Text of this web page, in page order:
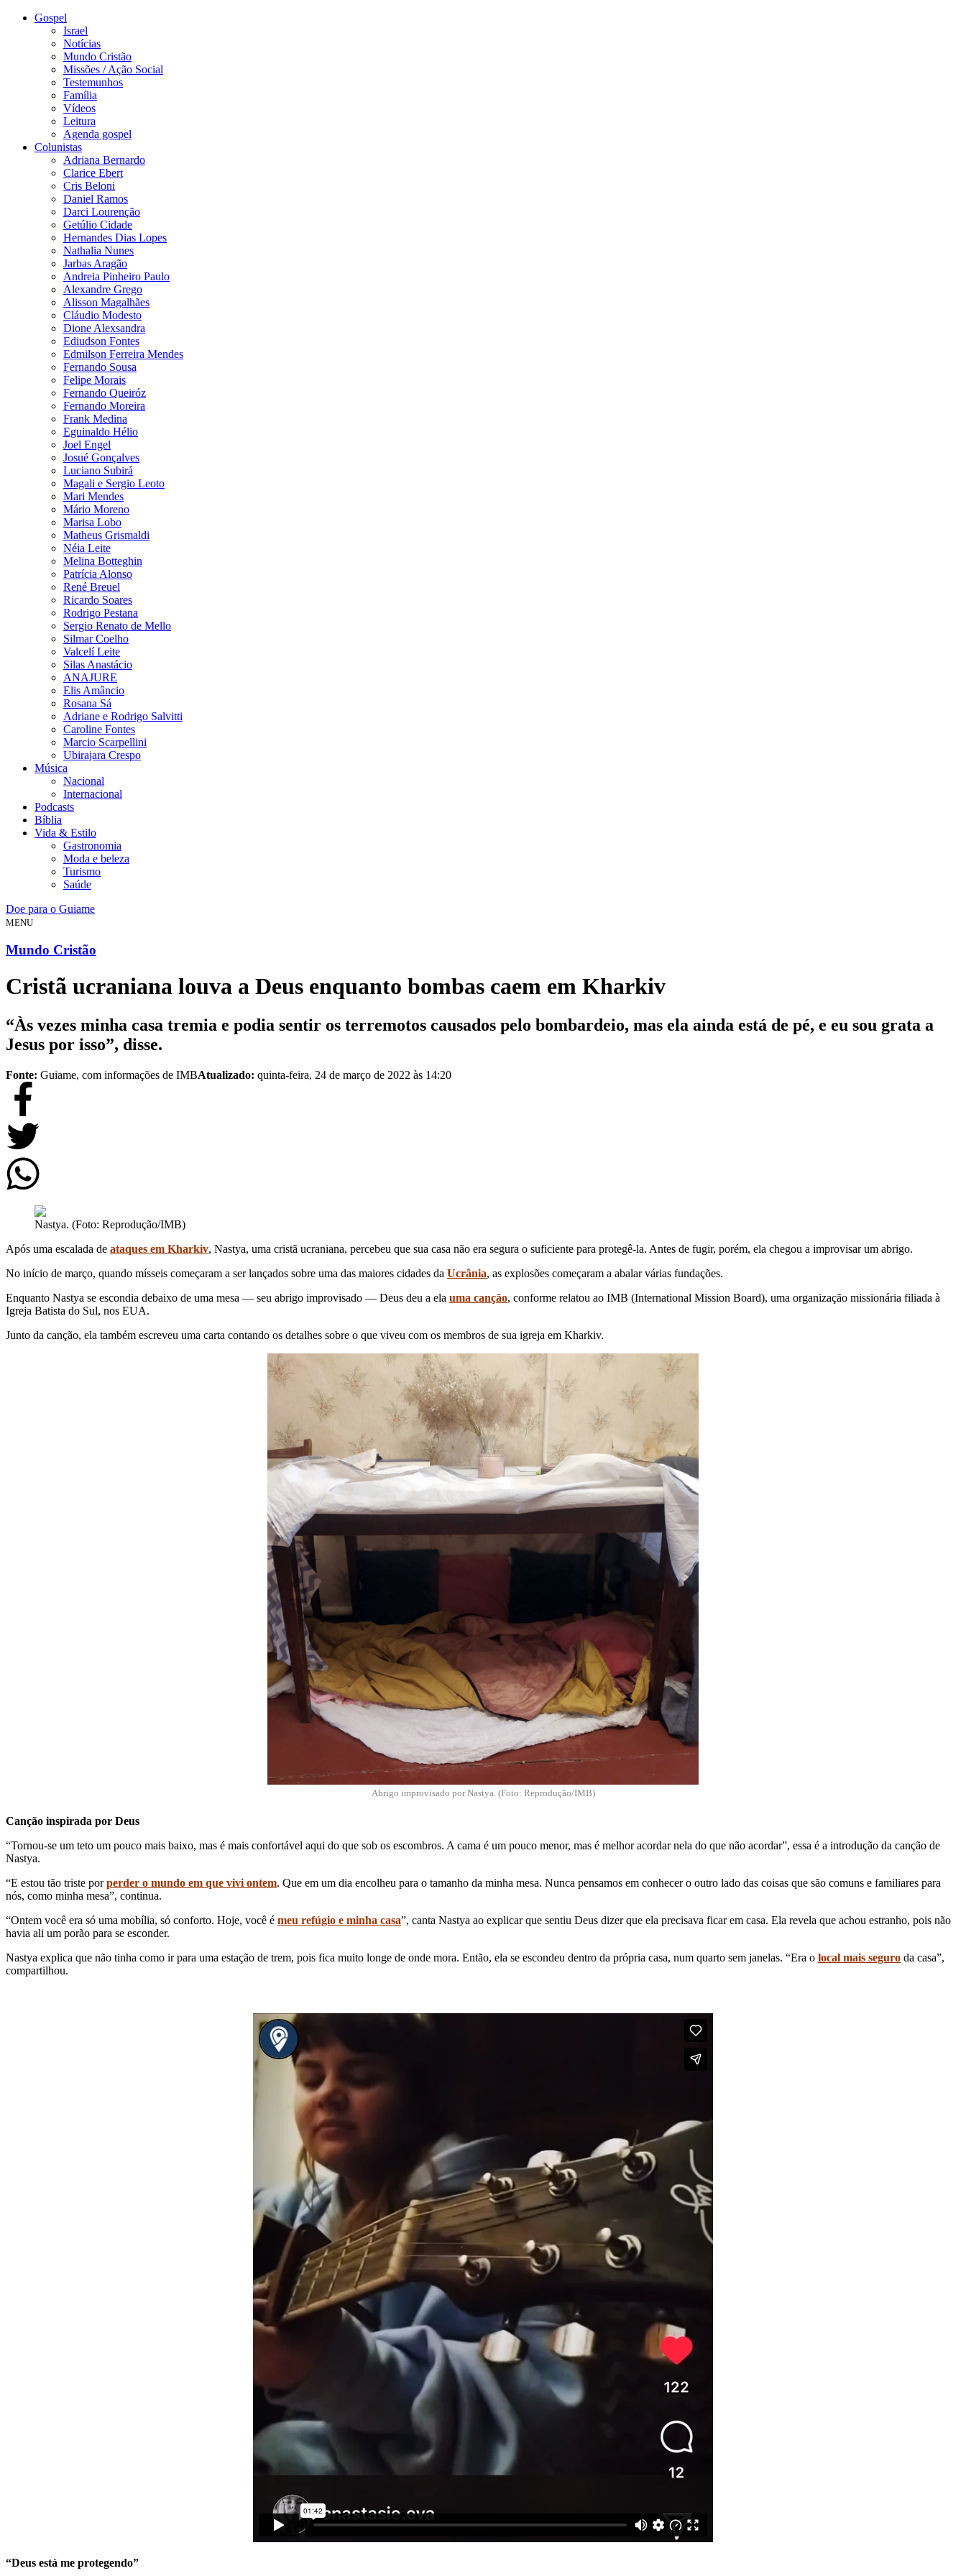
Gospel
Israel
Notícias
Mundo Cristão
Missões / Ação Social
Testemunhos
Família
Vídeos
Leitura
Agenda gospel
Colunistas
Adriana Bernardo
Clarice Ebert
Cris Beloni
Daniel Ramos
Darci Lourenção
Getúlio Cidade
Hernandes Dias Lopes
Nathalia Nunes
Jarbas Aragão
Andreia Pinheiro Paulo
Alexandre Grego
Alisson Magalhães
Cláudio Modesto
Dione Alexsandra
Ediudson Fontes
Edmilson Ferreira Mendes
Fernando Sousa
Felipe Morais
Fernando Queiróz
Fernando Moreira
Frank Medina
Eguinaldo Hélio
Joel Engel
Josué Gonçalves
Luciano Subirá
Magali e Sergio Leoto
Mari Mendes
Mário Moreno
Marisa Lobo
Matheus Grismaldi
Néia Leite
Melina Botteghin
Patrícia Alonso
René Breuel
Ricardo Soares
Rodrigo Pestana
Sergio Renato de Mello
Silmar Coelho
Valcelí Leite
Silas Anastácio
ANAJURE
Elis Amâncio
Rosana Sá
Adriane e Rodrigo Salvitti
Caroline Fontes
Marcio Scarpellini
Ubirajara Crespo
Música
Nacional
Internacional
Podcasts
Bíblia
Vida & Estilo
Gastronomia
Moda e beleza
Turismo
Saúde
Doe para o Guiame
MENU
Mundo Cristão
Cristã ucraniana louva a Deus enquanto bombas caem em Kharkiv
“Às vezes minha casa tremia e podia sentir os terremotos causados ​​pelo bombardeio, mas ela ainda está de pé, e eu sou grata a
Jesus por isso”, disse.
Fonte: Guiame, com informações de IMBAtualizado: quinta-feira, 24 de março de 2022 às 14:20
Nastya. (Foto: Reprodução/IMB)
Após uma escalada de ataques em Kharkiv, Nastya, uma cristã ucraniana, percebeu que sua casa não era segura o suficiente para protegê-la. Antes de fugir, porém, ela chegou a improvisar um abrigo.
No início de março, quando mísseis começaram a ser lançados sobre uma das maiores cidades da Ucrânia, as explosões começaram a abalar várias fundações.
Enquanto Nastya se escondia debaixo de uma mesa — seu abrigo improvisado — Deus deu a ela uma canção, conforme relatou ao IMB (International Mission Board), uma organização missionária filiada à
Igreja Batista do Sul, nos EUA.
Junto da canção, ela também escreveu uma carta contando os detalhes sobre o que viveu com os membros de sua igreja em Kharkiv.
Abrigo improvisado por Nastya. (Foto: Reprodução/IMB)
Canção inspirada por Deus
“Tornou-se um teto um pouco mais baixo, mas é mais confortável aqui do que sob os escombros. A cama é um pouco menor, mas é melhor acordar nela do que não acordar”, essa é a introdução da canção de
Nastya.
“E estou tão triste porperder o mundo em que vivi ontem. Que em um dia encolheu para o tamanho da minha mesa. Nunca pensamos em conhecer o outro lado das coisas que são comuns e familiares para
nós, como minha mesa”, continua.
“Ontem você era só uma mobília, só conforto. Hoje, você é meu refúgio e minha casa”, canta Nastya ao explicar que sentiu Deus dizer que ela precisava ficar em casa. Ela revela que achou estranho, pois não
havia ali um porão para se esconder.
Nastya explica que não tinha como ir para uma estação de trem, pois fica muito longe de onde mora. Então, ela se escondeu dentro da própria casa, num quarto sem janelas. “Era o local mais seguro da casa”,
compartilhou.
“Deus está me protegendo”